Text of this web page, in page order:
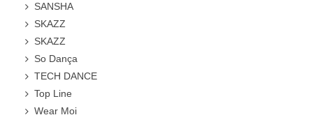
SANSHA
SKAZZ
SKAZZ
So Dança
TECH DANCE
Top Line
Wear Moi